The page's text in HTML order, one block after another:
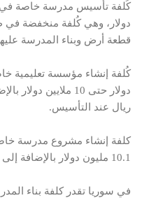
دولار، وهي كُلفة منخفضة في
قطعة أرض وبناء المدرسة
ريال عند التأسيس.
10.1 مليون دولار بالإضافة إلى تكلفة الرخصة: 13600 دولار.